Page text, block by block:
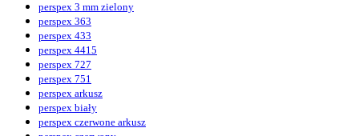
perspex 3 mm zielony
perspex 363
perspex 433
perspex 4415
perspex 727
perspex 751
perspex arkusz
perspex biały
perspex czerwone arkusz